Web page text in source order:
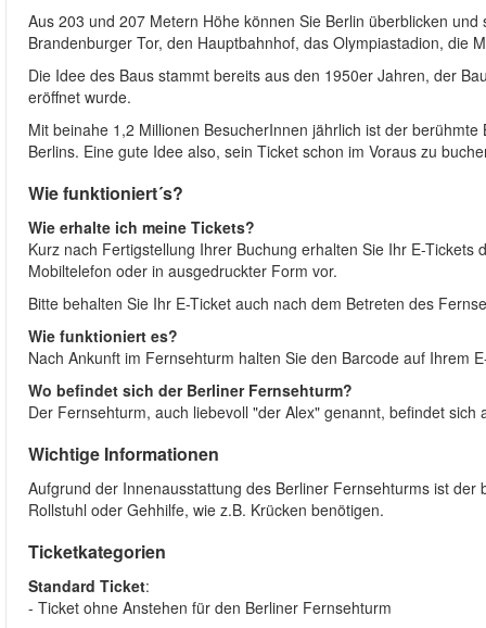
Aus 203 und 207 Metern Höhe können Sie Berlin überblicken
Brandenburger Tor, den Hauptbahnhof, das Olympiastadion, die
Die Idee des Baus stammt bereits aus den 1950er Jahren, der
eröffnet wurde.
Mit beinahe 1,2 Millionen BesucherInnen jährlich ist der
Berlins. Eine gute Idee also, sein Ticket schon im Voraus zu
Wie funktioniert´s?
Wie erhalte ich meine Tickets?
Kurz nach Fertigstellung Ihrer Buchung erhalten Sie Ihr E-
Mobiltelefon oder in ausgedruckter Form vor.
Bitte behalten Sie Ihr E-Ticket auch nach dem Betreten des
Wie funktioniert es?
Nach Ankunft im Fernsehturm halten Sie den Barcode auf Ihrem
Wo befindet sich der Berliner Fernsehturm?
Der Fernsehturm, auch liebevoll "der Alex" genannt, befindet
Wichtige Informationen
Aufgrund der Innenausstattung des Berliner Fernsehturms ist
Rollstuhl oder Gehhilfe, wie z.B. Krücken benötigen.
Ticketkategorien
Standard Ticket:
- Ticket ohne Anstehen für den Berliner Fernsehturm